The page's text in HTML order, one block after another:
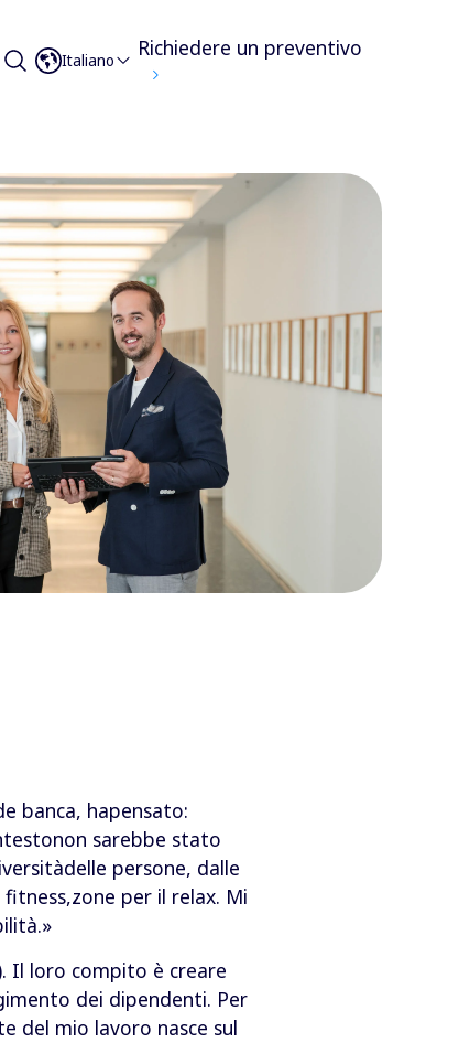
Italiano Richiedere un preventivo
banca, hapensato:
sarebbe stato
persone, dalle
per il relax. Mi
Il loro compito è creare
dei dipendenti. Per
del mio lavoro nasce sul